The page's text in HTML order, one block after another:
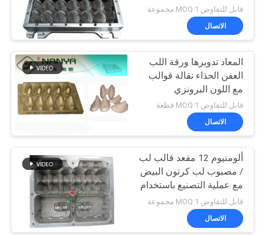
جولة
في
المعمل
مراقبة
الجودة
اتصل
أخبار
بيضة صينية آلة
آلة تصنيع العبوات
16
63
التصنيع باستخدام الحاسب
الآلي
قابل للتفاوض MOQ:1 مجموعة
الاتصال
المعاد تدويرها ورقة اللب
العفن الحذاء نقالة قوالب
مع اللون البرونزي
قابل للتفاوض MOQ:1 قطعة
الاتصال
ألومنيوم 12 مقعد قالب لب
/ مصبوب لب كرتون البيض
مع عملية التصنيع باستخدام
الحاسب الآلي
قابل للتفاوض MOQ:1 مجموعة
الاتصال